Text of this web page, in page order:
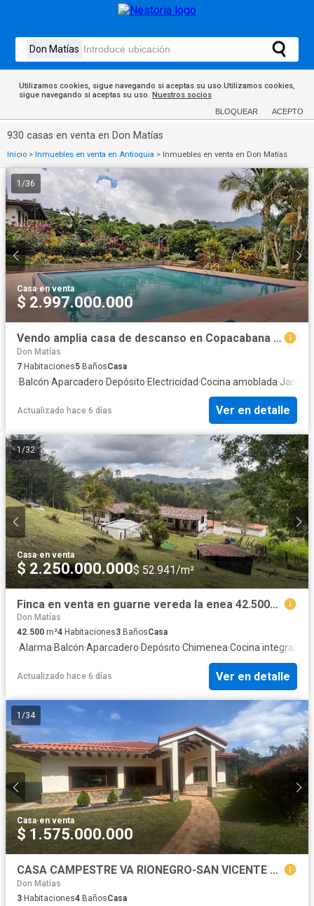
Utilizamos cookies, sigue navegando si aceptas su uso.Utilizamos cookies,
sigue navegando si aceptas su uso. Nuestros socios
BLOQUEAR ACEPTO
930 casas en venta en Don Matías
Inicio > Inmuebles en venta en Antioquia > Inmuebles en venta en Don Matías
1 /36
Casa·en venta
$ 2.997.000.000
Vendo amplia casa de descanso en Copacabana en unidad cerrada
Don Matías
7 Habitaciones5 BañosCasa
·Balcón·Aparcadero·Depósito·Electricidad·Cocina amoblada·Jardín
Actualizado hace 6 días Ver en detalle
1/32
Casa·en venta
$ 2.250.000.000$ 52.941/m²
Finca en venta en guarne vereda la enea 42.500m2
Don Matías
42.500 m²4 Habitaciones3 BañosCasa
·Alarma·Balcón·Aparcadero·Depósito·Chimenea·Cocina integral
Actualizado hace 6 días Ver en detalle
1 /34
Casa·en venta
$ 1.575.000.000
CASA CAMPESTRE VA RIONEGRO-SAN VICENTE SMG
Don Matías
3 Habitaciones4 BañosCasa